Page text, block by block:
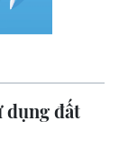
dụng đất